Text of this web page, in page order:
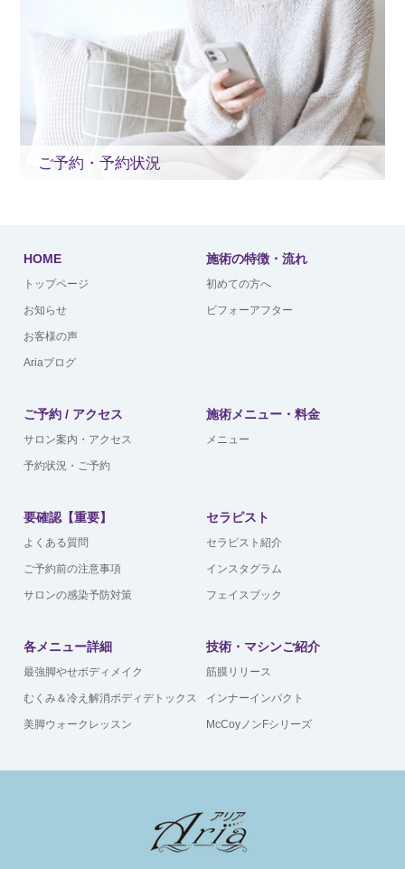
ご予約・予約状況
HOME
トップページ
お知らせ
お客様の声
Ariaブログ
施術の特徴・流れ
初めての方へ
ビフォーアフター
ご予約 / アクセス
サロン案内・アクセス
予約状況・ご予約
施術メニュー・料金
メニュー
要確認【重要】
よくある質問
ご予約前の注意事項
サロンの感染予防対策
セラピスト
セラピスト紹介
インスタグラム
フェイスブック
各メニュー詳細
最強脚やせボディメイク
むくみ＆冷え解消ボディデトックス
美脚ウォークレッスン
技術・マシンご紹介
筋膜リリース
インナーインパクト
McCoyノンFシリーズ